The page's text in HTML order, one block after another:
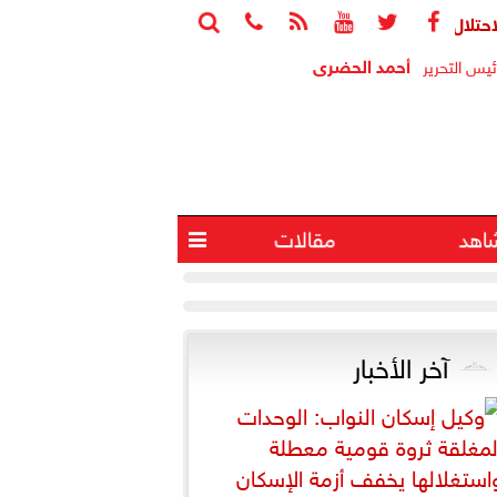





 4 آخرين في انفجار جنوب لبنان
التحرير أحمد الحضرى
مقالات 
آخر الأخبار